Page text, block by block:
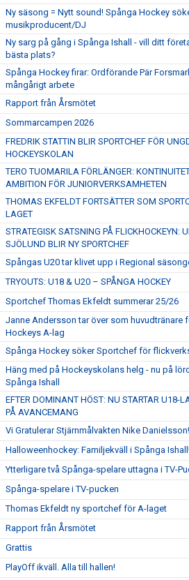
Ny säsong = Nytt sound! Spånga Hockey
musikproducent/DJ
Ny sarg på gång i Spånga Ishall - vill ditt
bästa plats?
Spånga Hockey firar: Ordförande Pär
mångårigt arbete
Rapport från Årsmötet
Sommarcampen 2026
FREDRIK STATTIN BLIR SPORTCHEF FÖR
HOCKEYSKOLAN
TERO TUOMARILA FÖRLÄNGER:
AMBITION FÖR JUNIORVERKSAMHETEN
THOMAS EKFELDT FORTSÄTTER SOM
LAGET
STRATEGISK SATSNING PÅ FLICKHOCKEYN:
SJÖLUND BLIR NY SPORTCHEF
Spångas U20 tar klivet upp i Regional
TRYOUTS: U18 & U20 – SPÅNGA HOCKEY
Sportchef Thomas Ekfeldt summerar 25/26
Janne Andersson tar över som huvudtränare
Hockeys A-lag
Spånga Hockey söker Sportchef för
Häng med på Hockeyskolans helg - nu på
Spånga Ishall
EFTER DOMINANT HÖST: NU STARTAR U18-
PÅ AVANCEMANG
Vi Gratulerar Stjärnmålvakten Nike Danielsson!
Halloweenhockey: Familjekväll i Spånga
Ytterligare två Spånga-spelare uttagna i TV-
Spånga-spelare i TV-pucken
Thomas Ekfeldt ny sportchef för A-laget
Rapport från Årsmötet
Grattis
PlayOff ikväll. Alla till hallen!